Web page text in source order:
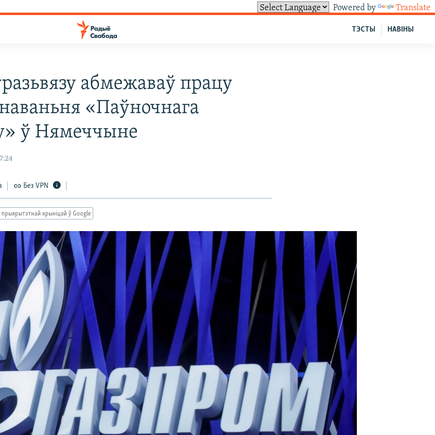
Powered by Translate
НАВІНЫ
ТЭСТЫ
абмежаваў працу
«Паўночнага
ў Нямеччыне
Без VPN
прыярытэтнай крыніцай ў Google